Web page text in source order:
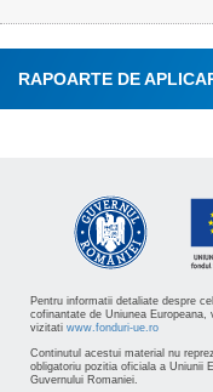
RAPOARTE DE
Pentru informatii detaliate despre
cofinantate de Uniunea Europeana,
vizitati www.fonduri-ue.ro
Continutul acestui material nu
obligatoriu pozitia oficiala a Uniunii
Guvernului Romaniei.